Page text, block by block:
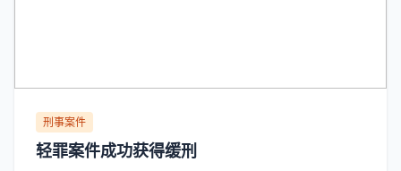
刑事案件
轻罪案件成功获得缓刑